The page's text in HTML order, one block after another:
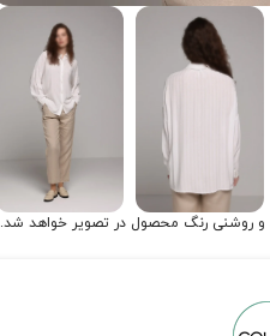
و روشنی رنگ محصول در تصویر خواهد شد.